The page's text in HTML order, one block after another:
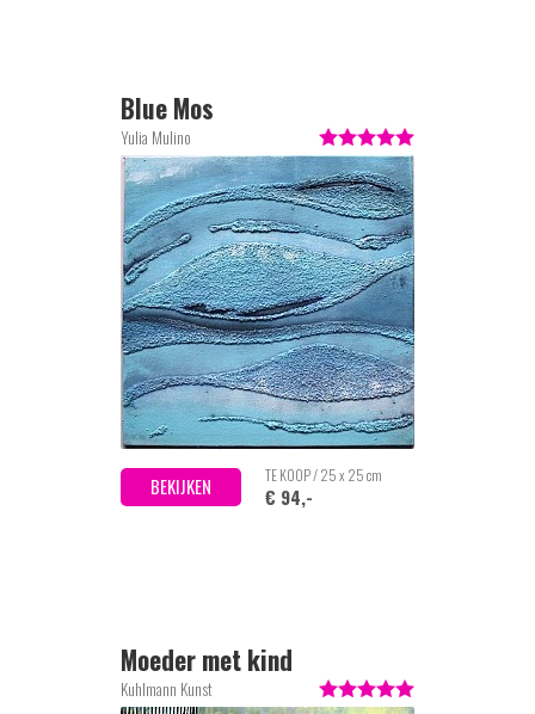
Blue Mos
Yulia Mulino
BEKIJKEN TE KOOP / 25 x 25 cm
€ 94,-
Moeder met kind
Kuhlmann Kunst